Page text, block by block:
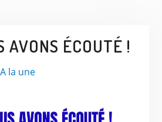
AVONS ÉCOUTÉ !
A la une